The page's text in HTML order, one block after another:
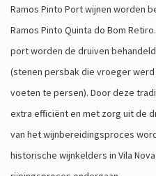
Ramos Pinto Port wijnen worden
Ramos Pinto Quinta do Bom
port worden de druiven
(stenen persbak die vroeger
voeten te persen). Door deze
extra efficiënt en met zorg uit de
van het wijnbereidingsproces
historische wijnkelders in Vila